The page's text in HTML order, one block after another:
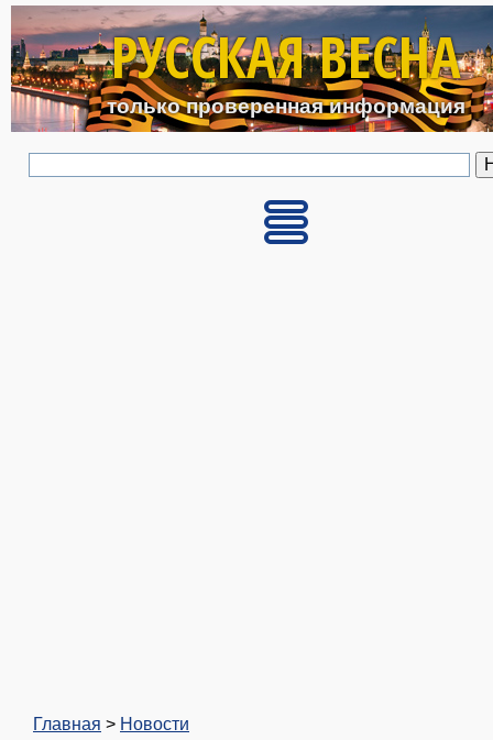
Перейти к основному
РУССКАЯ ВЕСНА
только проверенная информация
Главная > Новости